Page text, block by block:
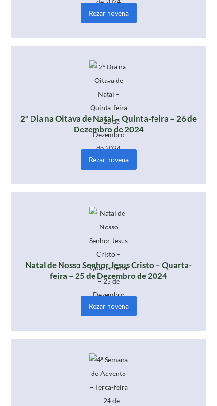
Rezar novena
2º Dia na Oitava de Natal – Quinta-feira – 26 de
Dezembro de 2024
Rezar novena
Natal de Nosso Senhor Jesus Cristo – Quarta-
feira – 25 de Dezembro de 2024
Rezar novena